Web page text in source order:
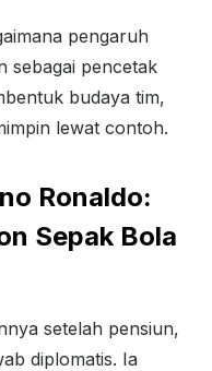
pengaruh
sebagai pencetak
budaya tim,
lewat contoh.
Ronaldo:
Sepak Bola
setelah pensiun,
diplomatis. Ia